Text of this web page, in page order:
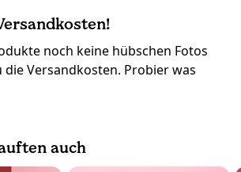
noch keine hübschen Fotos
die Versandkosten. Probier was
auch